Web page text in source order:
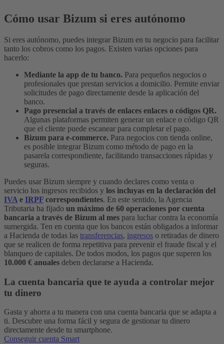
Cómo usar Bizum si eres autónomo
Si eres autónomo, puedes integrar Bizum en tu negocio para facilitar
tanto los cobros como los pagos. Existen varias opciones para
hacerlo:
Mediante la app de tu banco. Para pequeños negocios o
profesionales que prestan servicios a domicilio. Permite enviar
solicitudes de pago directamente desde la aplicación del
banco.
Pago presencial a través de enlaces enlaces o códigos QR.
Algunas plataformas permiten generar un enlace o código QR
que el cliente puede escanear para completar el pago.
Bizum para e-commerce. Para negocios con tienda online,
es posible integrar Bizum como método de pago en la
pasarela correspondiente, facilitando transacciones rápidas y
seguras.
Puedes usar Bizum siempre y cuando declares como venta o
servicio los ingresos recibidos y los incluyas en la declaración del
IVA e IRPF correspondientes. En este sentido, la Agencia
Tributaria ha fijado un máximo de 60 operaciones por cuenta
bancaria a través de Bizum al mes para luchar contra la economía
sumergida. Ten en cuenta que los bancos están obligados a informar
a Hacienda de todas las transferencias, ingresos o retiradas de dinero
que se realicen de forma repetitiva para prevenir el fraude fiscal y el
blanqueo de capitales. De todos modos, los pagos que superen los
10.000 € anuales deben declararse a Hacienda.
La cuenta bancaria que te ayuda a controlar mejor
tu dinero
Gasta y ahorra a tu manera con una cuenta bancaria que se adapta a
ti. Descubre una forma fácil y segura de gestionar tu dinero
directamente desde tu smartphone.
Conseguir cuenta Smart